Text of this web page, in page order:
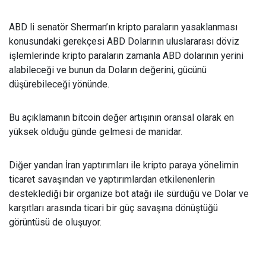
ABD li senatör Sherman’ın kripto paraların yasaklanması
konusundaki gerekçesi ABD Dolarının uluslararası döviz
işlemlerinde kripto paraların zamanla ABD dolarının yerini
alabileceği ve bunun da Doların değerini, gücünü
düşürebileceği yönünde.
Bu açıklamanın bitcoin değer artışının oransal olarak en
yüksek olduğu günde gelmesi de manidar.
Diğer yandan İran yaptırımları ile kripto paraya yönelimin
ticaret savaşından ve yaptırımlardan etkilenenlerin
desteklediği bir organize bot atağı ile sürdüğü ve Dolar ve
karşıtları arasında ticari bir güç savaşına dönüştüğü
görüntüsü de oluşuyor.